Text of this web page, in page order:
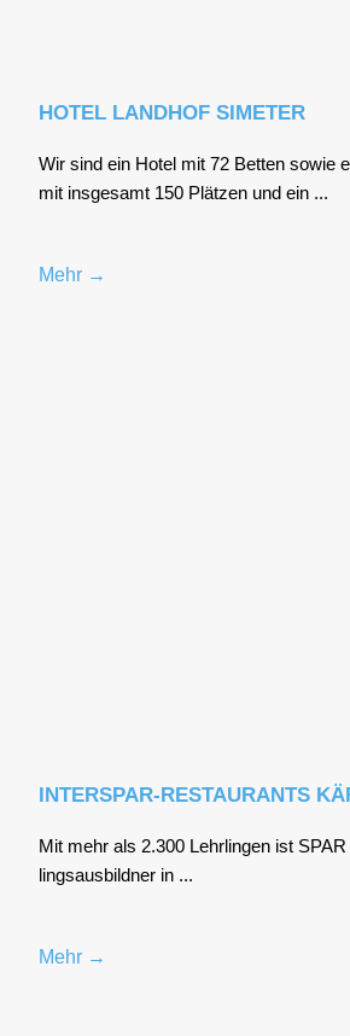
HOTEL LANDHOF SIMETER
Wir sind ein Hotel mit 72 Bet­ten sowie
mit ins­ge­samt 150 Plät­zen und ein ...
Mehr →
INTERSPAR-RESTAURANTS
Mit mehr als 2.300 Lehr­lin­gen ist
lings­aus­bild­ner in ...
Mehr →